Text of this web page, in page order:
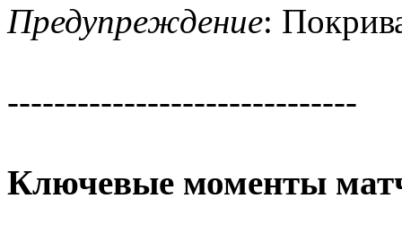
Предупреждение:
------------------------------
Ключевые моменты